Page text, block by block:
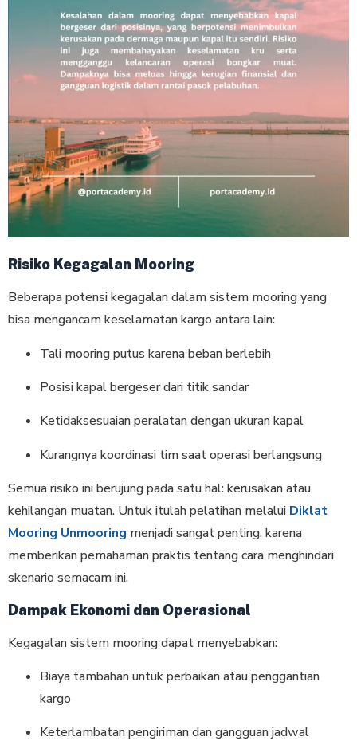
Risiko Kegagalan Mooring
Beberapa potensi kegagalan dalam sistem mooring yang
bisa mengancam keselamatan kargo antara lain:
Tali mooring putus karena beban berlebih
Posisi kapal bergeser dari titik sandar
Ketidaksesuaian peralatan dengan ukuran kapal
Kurangnya koordinasi tim saat operasi berlangsung
Semua risiko ini berujung pada satu hal: kerusakan atau
kehilangan muatan. Untuk itulah pelatihan melalui Diklat
Mooring Unmooring menjadi sangat penting, karena
memberikan pemahaman praktis tentang cara menghindari
skenario semacam ini.
Dampak Ekonomi dan Operasional
Kegagalan sistem mooring dapat menyebabkan:
Biaya tambahan untuk perbaikan atau penggantian
kargo
Keterlambatan pengiriman dan gangguan jadwal